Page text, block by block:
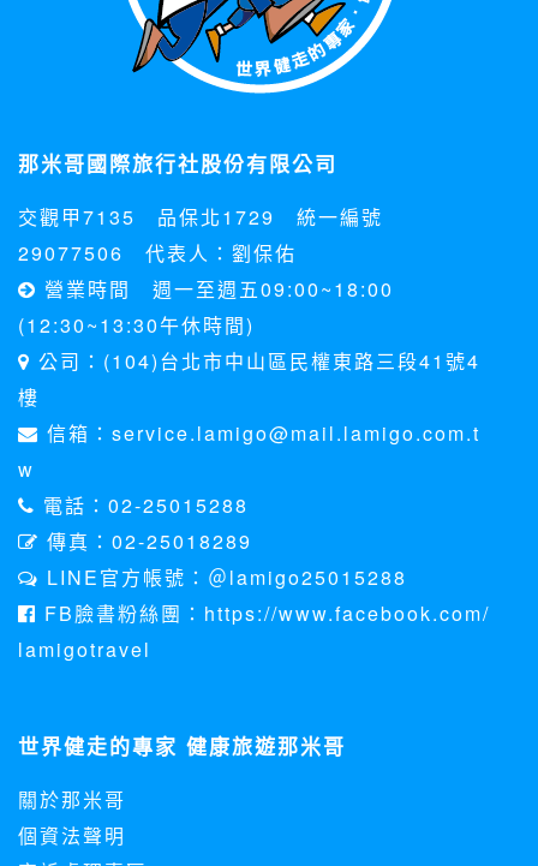
那米哥國際旅行社股份有限公司
交觀甲7135 品保北1729 統一編號
29077506 代表人：劉保佑
營業時間 週一至週五09:00~18:00
(12:30~13:30午休時間)
公司：(104)台北市中山區民權東路三段41號4
樓
信箱：service.lamigo@mail.lamigo.com.t
w
電話：02-25015288
傳真：02-25018289
LINE官方帳號：＠lamigo25015288
FB臉書粉絲團：https://www.facebook.com/
lamigotravel
世界健走的專家 健康旅遊那米哥
關於那米哥
個資法聲明